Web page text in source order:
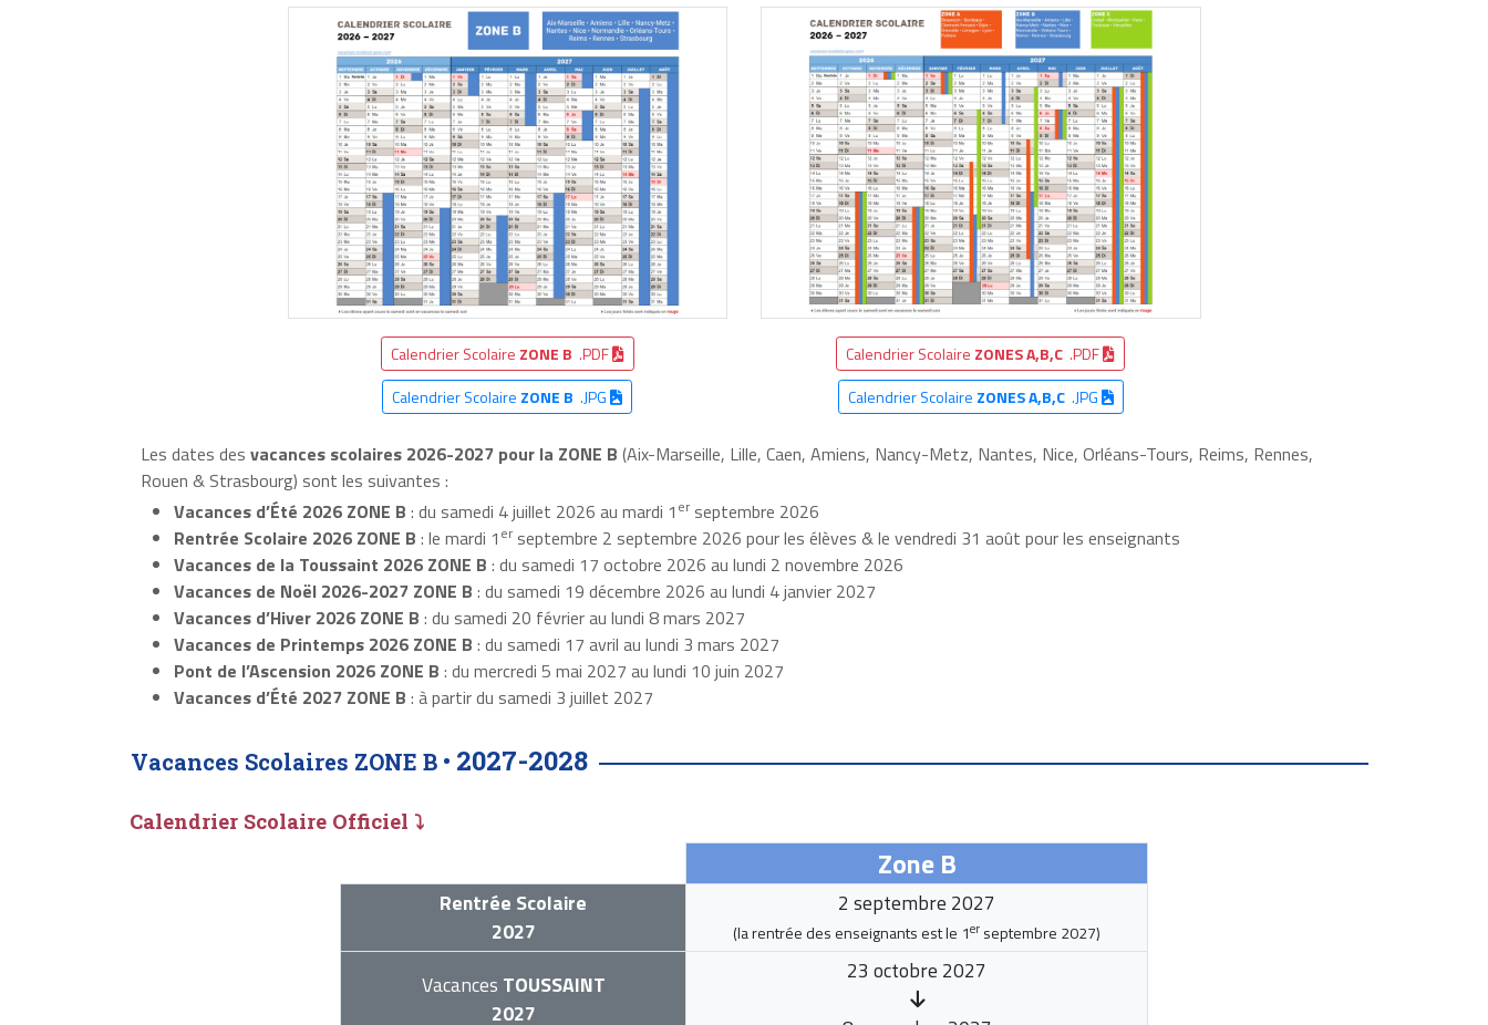
Calendrier Scolaire ZONE B .PDF
Calendrier Scolaire ZONE B .JPG
Calendrier Scolaire ZONES A,B,C .PDF
Calendrier Scolaire ZONES A,B,C.JPG
Les dates des vacances scolaires 2026-2027pour la ZONE B (Aix-Marseille, Lille, Caen, Amiens, Nancy-Metz, Nantes, Nice, Orléans-Tours, Reims, Rennes,
Rouen & Strasbourg) sont les suivantes :
Vacances d’Été 2026 ZONE B : du samedi 4 juillet 2026 au mardi 1 er septembre 2026
Rentrée Scolaire 2026 ZONE B : le mardi 1 er septembre 2 septembre 2026 pour les élèves & le vendredi 31 août pour les enseignants
Vacances de la Toussaint 2026 ZONE B : du samedi 17 octobre 2026 au lundi 2 novembre 2026
Vacances de Noël 2026-2027 ZONE B : du samedi 19 décembre 2026 au lundi 4 janvier 2027
Vacances d’Hiver 2026 ZONE B : du samedi 20 février au lundi 8 mars 2027
Vacances de Printemps 2026 ZONE B : du samedi 17 avril au lundi 3 mars 2027
Pont de l’Ascension 2026 ZONE B : du mercredi 5 mai 2027 au lundi 10 juin 2027
Vacances d’Été 2027 ZONE B : à partir du samedi 3 juillet 2027
Vacances Scolaires ZONE B • 2027-2028
Calendrier Scolaire Officiel ⤵
Zone B
Rentrée Scolaire
2027
2 septembre 2027
(la rentrée des enseignants est le 1er septembre 2027)
Vacances TOUSSAINT
2027
23 octobre 2027